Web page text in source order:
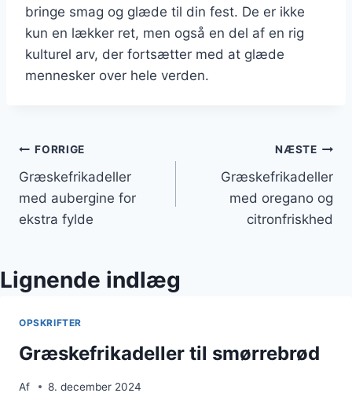
bringe smag og glæde til din fest. De er ikke
kun en lækker ret, men også en del af en rig
kulturel arv, der fortsætter med at glæde
mennesker over hele verden.
Indlægsnavigation
FORRIGE
Græskefrikadeller
med aubergine for
ekstra fylde
NÆSTE
Græskefrikadeller
med oregano og
citronfriskhed
Lignende indlæg
OPSKRIFTER
Græskefrikadeller til smørrebrød
Af 8. december 2024